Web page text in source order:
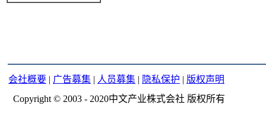
会社概要 | 广告募集 | 人员募集 | 隐私保护 | 版权声明
Copyright © 2003 - 2020中文产业株式会社 版权所有